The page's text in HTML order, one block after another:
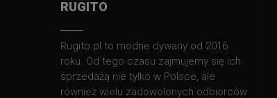
RUGITO
Rugito.pl to modne dywany od 2016
roku. Od tego czasu zajmujemy się ich
sprzedażą nie tylko w Polsce, ale
również wielu zadowolonych odbiorców